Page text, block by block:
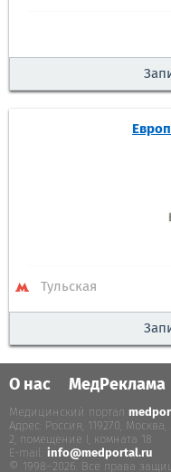
Тульская
О нас МедРеклама
Медицинский портал
Адрес: Россия, 119270,
2, помещение I, комната 18
E-mail: info@medportal.ru
© 1998–2026. Все права